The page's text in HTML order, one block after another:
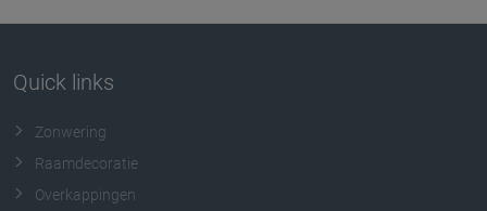
Quick links
Zonwering
Raamdecoratie
Overkappingen